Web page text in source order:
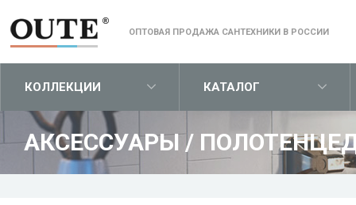
ОПТОВАЯ ПРОДАЖА САНТЕХНИКИ В РОССИИ
КОЛЛЕКЦИИ КАТАЛОГ
АКСЕССУАРЫ/